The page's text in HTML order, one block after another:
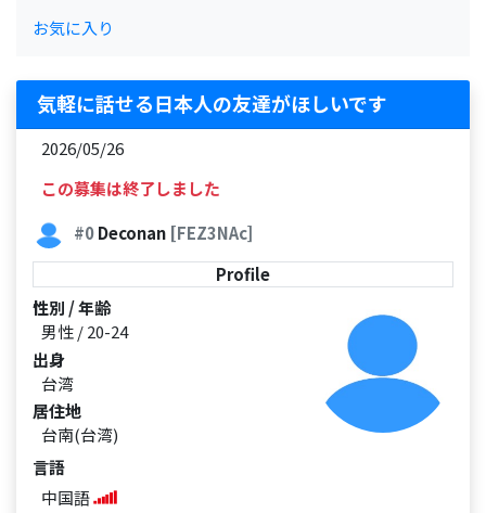
お気に入り
気軽に話せる日本人の友達がほしいです
2026/05/26
この募集は終了しました
#0Deconan [FEZ3NAc]
Profile
性別 / 年齢
男性 / 20-24
出身
台湾
居住地
台南(台湾)
言語
中国語